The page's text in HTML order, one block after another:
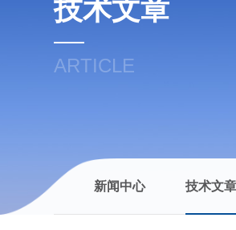
技术文章
ARTICLE
新闻中心 技术文章